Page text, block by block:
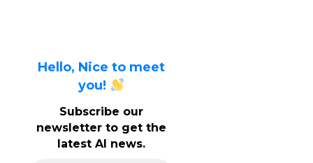
Hello, Nice to meet
you!
Subscribe our
newsletter to get the
latest AI news.